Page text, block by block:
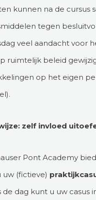
kunnen na de
tegen
veel aandacht voor
ruimtelijk beleid
op het eigen
zelf invloed
Pont Academy
uw (fictieve)
de dag kunt u uw casus